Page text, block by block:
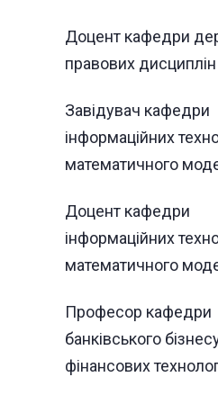
Доцент кафедри
правових дисциплін
Завідувач кафедри
інформаційних
математичного
Доцент кафедри
інформаційних
математичного
Професор кафедри
банківського
фінансових